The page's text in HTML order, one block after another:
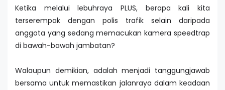
Ketika melalui lebuhraya PLUS, berapa kali kita
terserempak dengan polis trafik selain daripada
anggota yang sedang memacukan kamera speedtrap
di bawah-bawah jambatan?
Walaupun demikian, adalah menjadi tanggungjawab
bersama untuk memastikan jalanraya dalam keadaan